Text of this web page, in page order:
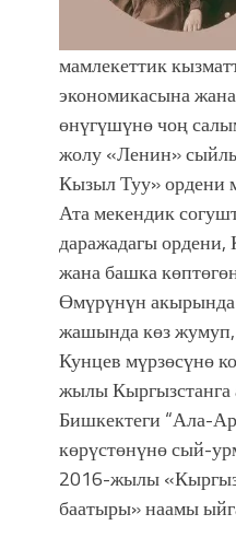
мамлекеттик
экономикасына
өнүгүшүнө чоң
жолу «Ленин»
Кызыл Туу» ордени
Ата мекендик
даражадагы
жана башка
Өмүрүнүн
жашында көз
Кунцев мүрзөсүнө
жылы
Бишкектеги “Ала-
көрүстөнүнө сый-
2016-жылы
баатыры» наамы